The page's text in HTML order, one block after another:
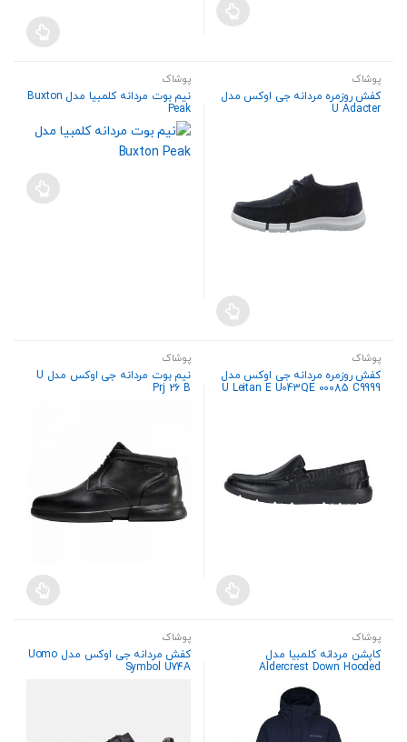
پوشاک
کفش روزمره مردانه جی اوکس مدل
U Adacter
پوشاک
نیم بوت مردانه کلمبیا مدل Buxton
Peak
پوشاک
کفش روزمره مردانه جی اوکس مدل
U Leitan E U043QE 00085 C9999
پوشاک
نیم بوت مردانه جی اوکس مدل U
Prj 26 B
پوشاک
کاپشن مردانه کلمبیا مدل
Aldercrest Down Hooded
پوشاک
کفش مردانه جی اوکس مدل Uomo
Symbol U74A